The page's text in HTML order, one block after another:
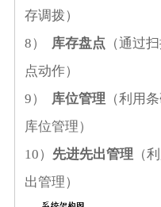
存调拨）
8）
库存盘点 （通过
点动作）
9）
库位管理 （利用
库位管理）
10） 先进先出管理 （
出管理）